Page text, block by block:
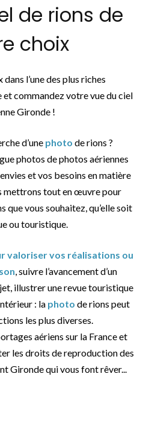
de rions de
choix
l’une des plus riches
commandez votre vue du ciel
Gironde !
d’une photo de rions ?
photos de photos aériennes
et vos besoins en matière
mettrons tout en œuvre pour
que vous souhaitez, qu’elle soit
ou touristique.
valoriser vos réalisations ou
, suivre l’avancement d’un
illustrer une revue touristique
: la photo de rions peut
les plus diverses.
aériens sur la France et
les droits de reproduction des
Gironde qui vous font rêver...